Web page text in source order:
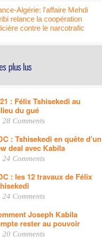
Algérie: l'affaire Mehdi
relance la coopération
contre le narcotrafic
: Félix Tshisekedi au
du gué
28 Comments
: Tshisekedi en quête d’un
deal avec Kabila
24 Comments
: les 12 travaux de Félix
24 Comments
Joseph Kabila
rester au pouvoir
20 Comments